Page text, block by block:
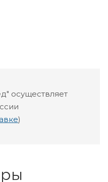
осуществляет
)